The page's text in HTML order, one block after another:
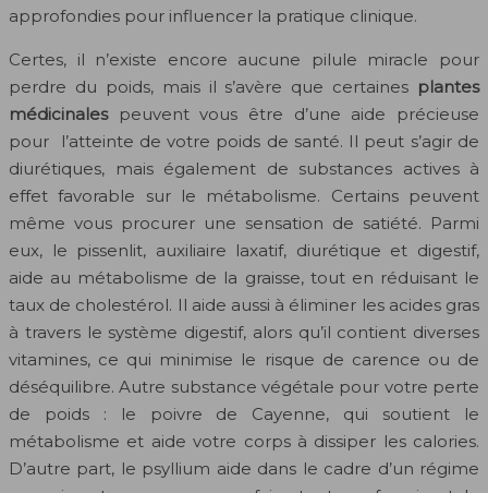
approfondies pour influencer la pratique clinique.
Certes, il n’existe encore aucune pilule miracle pour
perdre du poids, mais il s’avère que certaines plantes
médicinalespeuvent vous être d’une aide précieuse
pour l’atteinte de votre poids de santé. Il peut s’agir de
diurétiques, mais également de substances actives à
effet favorable sur le métabolisme. Certains peuvent
même vous procurer une sensation de satiété. Parmi
eux, le pissenlit, auxiliaire laxatif, diurétique et digestif,
aide au métabolisme de la graisse, tout en réduisant le
taux de cholestérol. Il aide aussi à éliminer les acides gras
à travers le système digestif, alors qu’il contient diverses
vitamines, ce qui minimise le risque de carence ou de
déséquilibre. Autre substance végétale pour votre perte
de poids : le poivre de Cayenne, qui soutient le
métabolisme et aide votre corps à dissiper les calories.
D’autre part, le psyllium aide dans le cadre d’un régime